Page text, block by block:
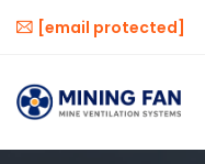
[email protected]